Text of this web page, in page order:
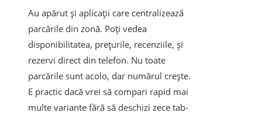
Au apărut și aplicații care centralizează
parcările din zonă. Poți vedea
disponibilitatea, prețurile, recenziile, și
rezervi direct din telefon. Nu toate
parcările sunt acolo, dar numărul crește.
E practic dacă vrei să compari rapid mai
multe variante fără să deschizi zece tab-